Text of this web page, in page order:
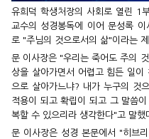
유희덕 학생처장의 사회로 열린 1
교수의 성경봉독에 이어 문성록
로 "주님의 것으로서의 삶"이라는
문 이사장은 "우리는 죽어도 주의
상을 살아가면서 어렵고 힘든 일
으로 살아가느냐? 내가 누구의 것
적용이 되고 확립이 되고 그 말씀
복할 수 있으리라 생각한다"고 말했
문 이사장은 성경 본문에서 "히브